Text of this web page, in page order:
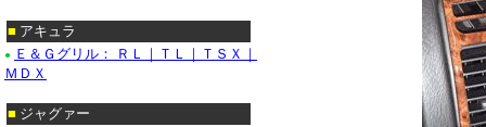
■ アキュラ
●
Ｅ＆Ｇグリル： ＲＬ｜ＴＬ｜ＴＳＸ｜
ＭＤＸ
■ ジャグァー